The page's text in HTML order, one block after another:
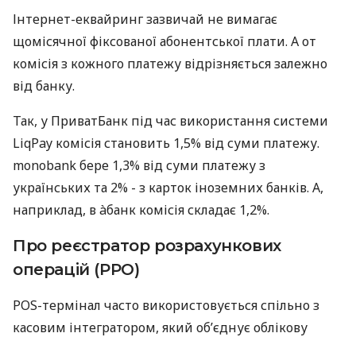
Інтернет-еквайринг зазвичай не вимагає
щомісячної фіксованої абонентської плати. А от
комісія з кожного платежу відрізняється залежно
від банку.
Так, у ПриватБанк під час використання системи
LiqPay комісія становить 1,5% від суми платежу.
monobank бере 1,3% від суми платежу з
українських та 2% - з карток іноземних банків. А,
наприклад, в àбанк комісія складає 1,2%.
Про реєстратор розрахункових
операцій (РРО)
POS-термінал часто використовується спільно з
касовим інтегратором, який об’єднує облікову